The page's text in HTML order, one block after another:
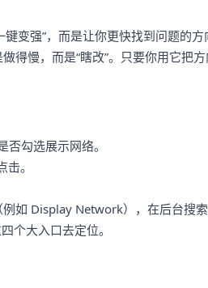
变强”，而是让你更快找到问题的方
得慢，而是“瞎改”。只要你用它把
勾选展示网络。
。
如 Display Network），在后台搜
个大入口去定位。